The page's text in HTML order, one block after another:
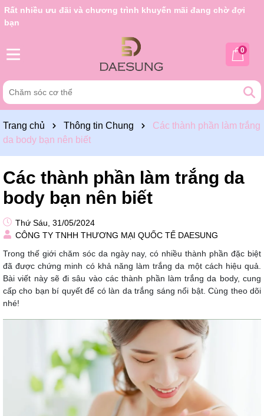
Rất nhiều ưu đãi và chương trình khuyến mãi đang chờ đợi
bạn
0
Trang chủ Thông tin Chung
Các thành phần làm trắng
da body bạn nên biết
Các thành phần làm trắng da
body bạn nên biết
Thứ Sáu, 31/05/2024
CÔNG TY TNHH THƯƠNG MẠI QUỐC TẾ DAESUNG
Trong thế giới chăm sóc da ngày nay, có nhiều thành phần đặc biệt
đã được chứng minh có khả năng làm trắng da một cách hiệu quả.
Bài viết này sẽ đi sâu vào các thành phần làm trắng da body, cung
cấp cho bạn bí quyết để có làn da trắng sáng nổi bật. Cùng theo dõi
nhé!